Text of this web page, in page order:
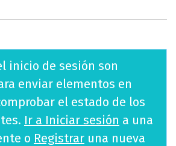
inicio de sesión son
enviar elementos en
el estado de los
Ir a Iniciar sesión a una
o Registrar una nueva